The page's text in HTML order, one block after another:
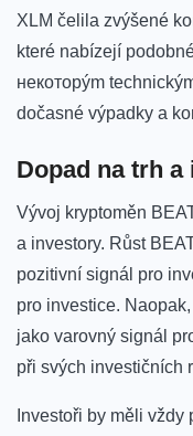
XLM čelila ‌zvýšené
které nabízejí
некоторým
dočasné výpadky a
Dopad na trh
Vývoj kryptoměn
a investory. Růst
pozitivní signál pro
pro investice.
jako‍ varovný signál
při svých investičních⁣
Investoři by měli